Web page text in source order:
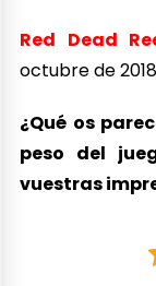
Red Dead
octubre de
¿Qué os
peso del
vuestras